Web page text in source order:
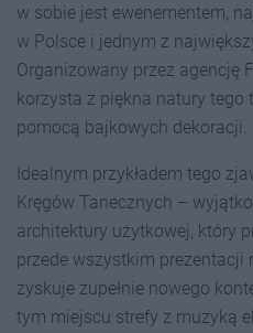
w sobie jest ewenementem,
w Polsce i jednym z
Organizowany przez agencję
korzysta z piękna natury tego
pomocą bajkowych dekoracji.
Idealnym przykładem tego
Kręgów Tanecznych –
architektury użytkowej, który
przede wszystkim prezentacji
zyskuje zupełnie nowego
tym miejscu strefy z muzyką